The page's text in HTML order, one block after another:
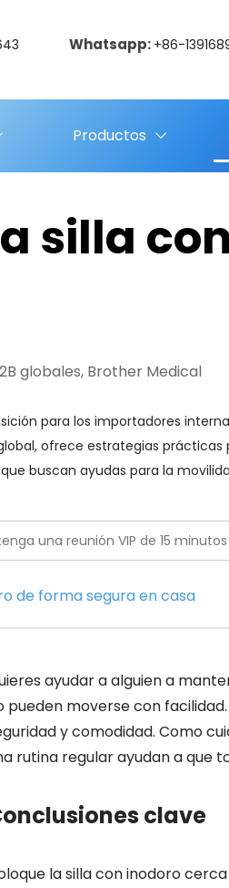
Whatsapp: +86-
Productos
silla
globales, Brother Medical
para los importadores
ofrece estrategias
buscan ayudas para la
de forma segura en casa
ayudar a alguien a
pueden moverse con
y comodidad. Como
rutina regular ayudan a que
clave
la silla con inodoro